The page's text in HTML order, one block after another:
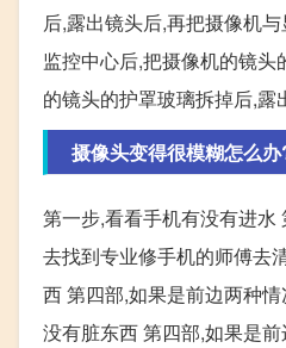
后,露出镜头后,再把摄像机
监控中心后,把摄像机的镜
的镜头的护罩玻璃拆掉后,露
摄像头变得很模糊怎么办
第一步,看看手机有没有进水
去找到专业修手机的师傅去
西 第四部,如果是前边两种
没有脏东西 第四部,如果是